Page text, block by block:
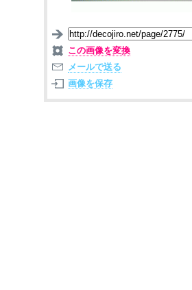
この画像を変換
メールで送る
画像を保存